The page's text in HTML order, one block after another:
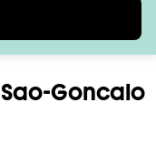
Sao-Goncalo